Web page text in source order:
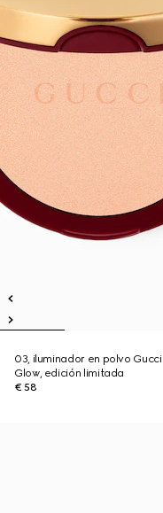
03, iluminador en polvo Gucci
Glow, edición limitada
€ 58